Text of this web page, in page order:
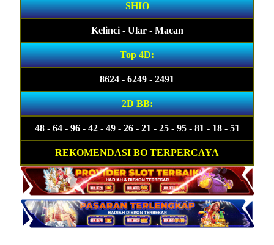
SHIO
Kelinci - Ular - Macan
Top 4D:
8624 - 6249 - 2491
2D BB:
48 - 64 - 96 - 42 - 49 - 26 - 21 - 25 - 95 - 81 - 18 - 51
REKOMENDASI BO TERPERCAYA